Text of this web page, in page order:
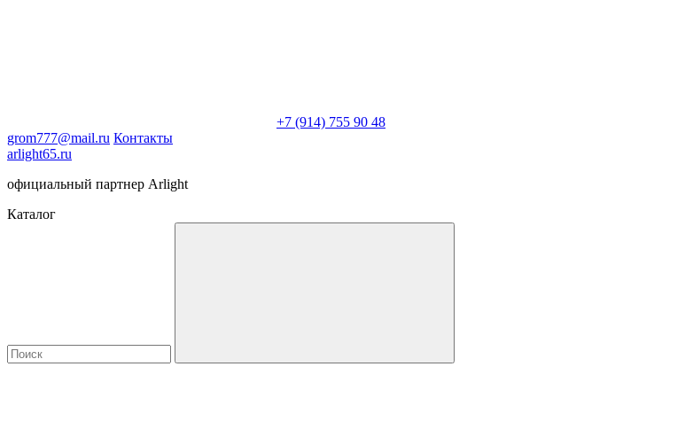
+7 (914) 755 90 48
grom777@mail.ru Контакты
arlight65.ru
официальный партнер Arlight
Каталог